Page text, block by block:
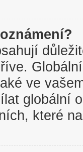
ve
globální
které